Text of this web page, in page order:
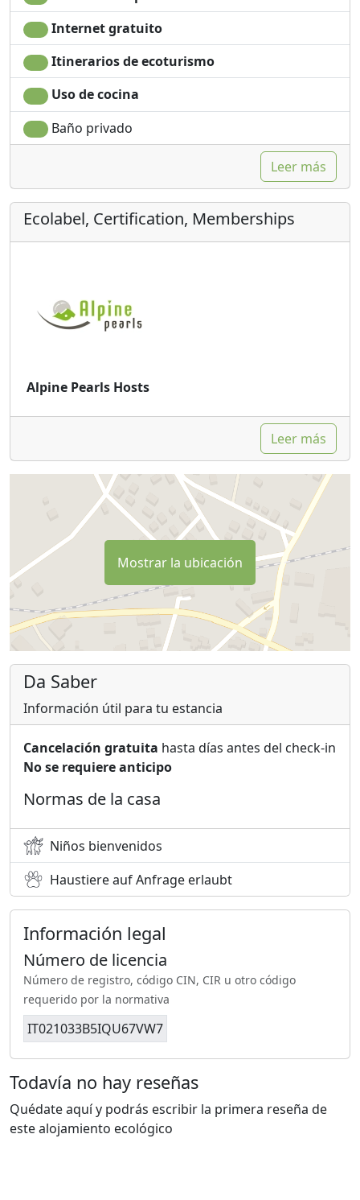
zumo, yogur, té de hierbas torta hecha en casa y tocino.
Internet gratuito
Itinerarios de ecoturismo
Uso de cocina
Baño privado
Leer más
Ecolabel, Certification, Memberships
Alpine Pearls Hosts
Leer más
Mostrar la ubicación
Da Saber
Información útil para tu estancia
Cancelación gratuita hasta días antes del check-in
No se requiere anticipo
Normas de la casa
Niños bienvenidos
Haustiere auf Anfrage erlaubt
Información legal
Número de licencia
Número de registro, código CIN, CIR u otro código
requerido por la normativa
IT021033B5IQU67VW7
Todavía no hay reseñas
Quédate aquí y podrás escribir la primera reseña de
este alojamiento ecológico